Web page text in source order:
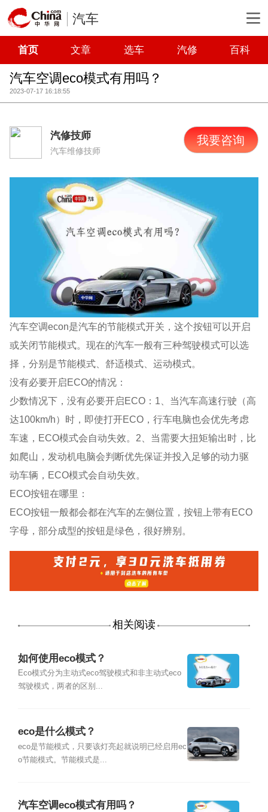
汽车
首页 文章 选车 汽修 百科
汽车空调eco模式有用吗？
2023-07-17 16:18:55
汽修技师
汽车维修技师
我要咨询
汽车空调econ是汽车的节能模式开关，这个按钮可以开启
或关闭节能模式。现在的汽车一般有三种驾驶模式可以选
择，分别是节能模式、舒适模式、运动模式。
没有必要开启ECO的情况：
少数情况下，没有必要开启ECO：1、当汽车高速行驶（高
达100km/h）时，即使打开ECO，行车电脑也会优先考虑
车速，ECO模式会自动失效。2、当需要大扭矩输出时，比
如爬山，发动机电脑会判断优先保证并投入足够的动力驱
动车辆，ECO模式会自动失效。
ECO按钮在哪里：
ECO按钮一般都会都在汽车的左侧位置，按钮上带有ECO
字母，部分成型的按钮是绿色，很好辨别。
相关阅读
如何使用eco模式？
Eco模式分为主动式eco驾驶模式和非主动式eco
驾驶模式，两者的区别...
eco是什么模式？
eco是节能模式，只要该灯亮起就说明已经启用ec
o节能模式。节能模式是...
汽车空调eco模式有用吗？